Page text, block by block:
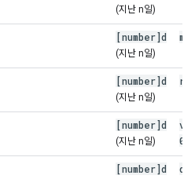
(지난 n일)
[number]d
(지난 n일)
[number]d
(지난 n일)
[number]d
(지난 n일)
08
[number]d